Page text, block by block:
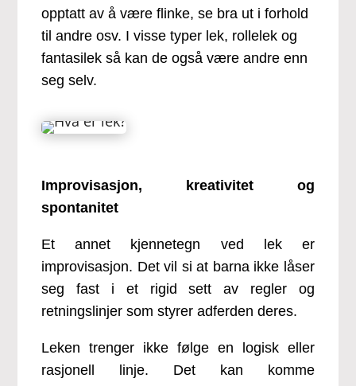
opptatt av å være flinke, se bra ut i forhold
til andre osv. I visse typer lek, rollelek og
fantasilek så kan de også være andre enn
seg selv.
Improvisasjon, kreativitet og
spontanitet
Et annet kjennetegn ved lek er
improvisasjon. Det vil si at barna ikke låser
seg fast i et rigid sett av regler og
retningslinjer som styrer adferden deres.
Leken trenger ikke følge en logisk eller
rasjonell linje. Det kan komme